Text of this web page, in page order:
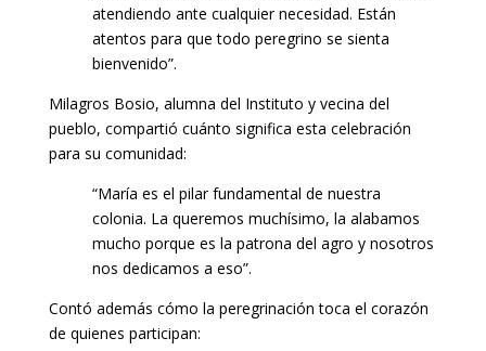
atendiendo ante cualquier necesidad. Están
atentos para que todo peregrino se sienta
bienvenido”.
Milagros Bosio, alumna del Instituto y vecina del
pueblo, compartió cuánto significa esta celebración
para su comunidad:
“María es el pilar fundamental de nuestra
colonia. La queremos muchísimo, la alabamos
mucho porque es la patrona del agro y nosotros
nos dedicamos a eso”.
Contó además cómo la peregrinación toca el corazón
de quienes participan: